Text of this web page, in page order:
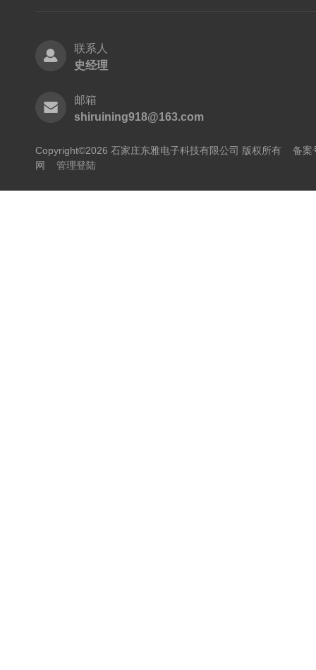
联系人
史经理
邮箱
shiruining918@163.com
Copyright©2026 石家庄东雅电子科技有限公司 版权所有 备案
网
管理登陆